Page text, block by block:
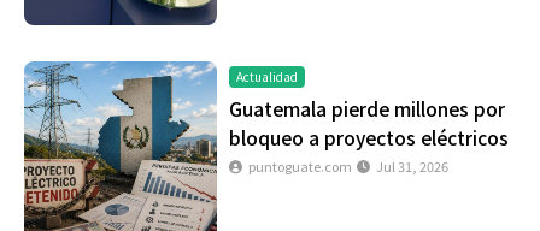
Actualidad
Guatemala pierde millones por
bloqueo a proyectos eléctricos
puntoguate.com Jul 31, 2026